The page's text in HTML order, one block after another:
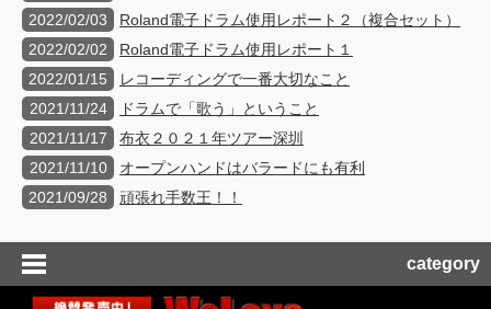
2022/02/03
Roland電子ドラム使用レポート２（複合セット）
2022/02/02
Roland電子ドラム使用レポート１
2022/01/15
レコーディングで一番大切なこと
2021/11/24
ドラムで「歌う」ということ
2021/11/17
布衣２０２１年ツアー深圳
2021/11/10
オープンハンドはバラードにも有利
2021/09/28
頑張れ手数王！！
category